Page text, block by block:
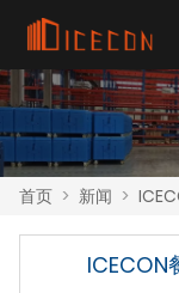
首页 > 新闻 >
ICECON